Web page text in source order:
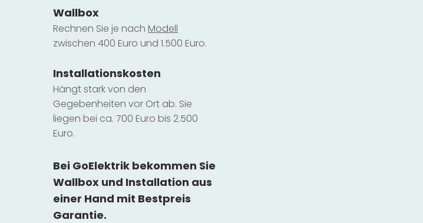
Wallbox
Rechnen Sie je nach Modell
zwischen 400 Euro und 1.500 Euro.
Installationskosten
Hängt stark von den
Gegebenheiten vor Ort ab. Sie
liegen bei ca. 700 Euro bis 2.500
Euro.
Bei GoElektrik bekommen Sie
Wallbox und Installation aus
einer Hand mit Bestpreis
Garantie.